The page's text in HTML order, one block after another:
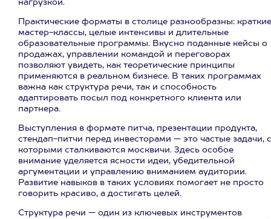
нагрузкой.
Практические форматы в столице разнообразны: краткие
мастер-классы, целые интенсивы и длительные
образовательные программы. Вкусно поданные кейсы о
продажах, управлении командой и переговорах
позволяют увидеть, как теоретические принципы
применяются в реальном бизнесе. В таких программах
важна как структура речи, так и способность
адаптировать посыл под конкретного клиента или
партнера.
Выступления в формате питча, презентации продукта,
стендап-питчи перед инвесторами — это частые задачи, с
которыми сталкиваются москвичи. Здесь особое
внимание уделяется ясности идеи, убедительной
аргументации и управлению вниманием аудитории.
Развитие навыков в таких условиях помогает не просто
говорить красиво, а достигать целей.
Структура речи — один из ключевых инструментов